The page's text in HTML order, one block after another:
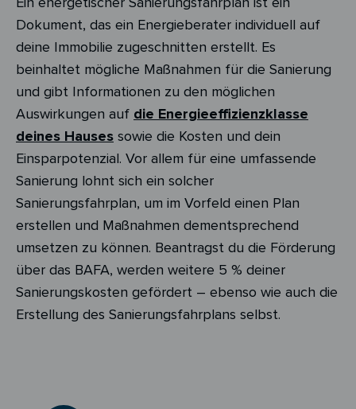
Dokument, das ein Energieberater individuell auf
deine Immobilie zugeschnitten erstellt. Es
beinhaltet mögliche Maßnahmen für die Sanierung
und gibt Informationen zu den möglichen
Auswirkungen auf die Energieeffizienzklasse
deines Hauses sowie die Kosten und dein
Einsparpotenzial. Vor allem für eine umfassende
Sanierung lohnt sich ein solcher
Sanierungsfahrplan, um im Vorfeld einen Plan
erstellen und Maßnahmen dementsprechend
umsetzen zu können. Beantragst du die Förderung
über das BAFA, werden weitere 5 % deiner
Sanierungskosten gefördert – ebenso wie auch die
Erstellung des Sanierungsfahrplans selbst.